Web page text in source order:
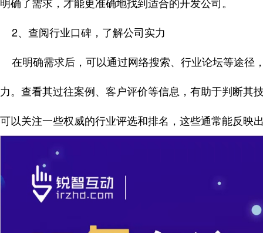
2、查阅行业口碑，了解公司实力
在明确需求后，可以通过网络搜索、行业论坛等途径
力。查看其过往案例、客户评价等信息，有助于判断其
可以关注一些权威的行业评选和排名，这些通常能反映